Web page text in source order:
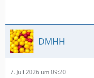
DMHH
7. Juli 2026 um 09:20